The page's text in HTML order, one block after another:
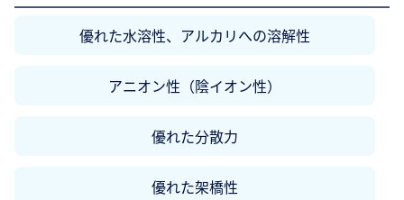
優れた水溶性、アルカリへの溶解性
アニオン性（陰イオン性）
優れた分散力
優れた架橋性